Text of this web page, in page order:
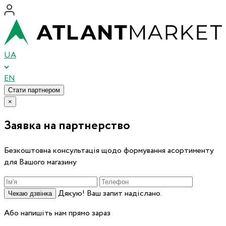
UA
EN
Стати партнером
×
Заявка на партнерство
Безкоштовна консультація щодо формування асортименту
для Вашого магазину
Чекаю дзвінка
Дякую! Ваш запит надіслано.
Або напишіть нам прямо зараз